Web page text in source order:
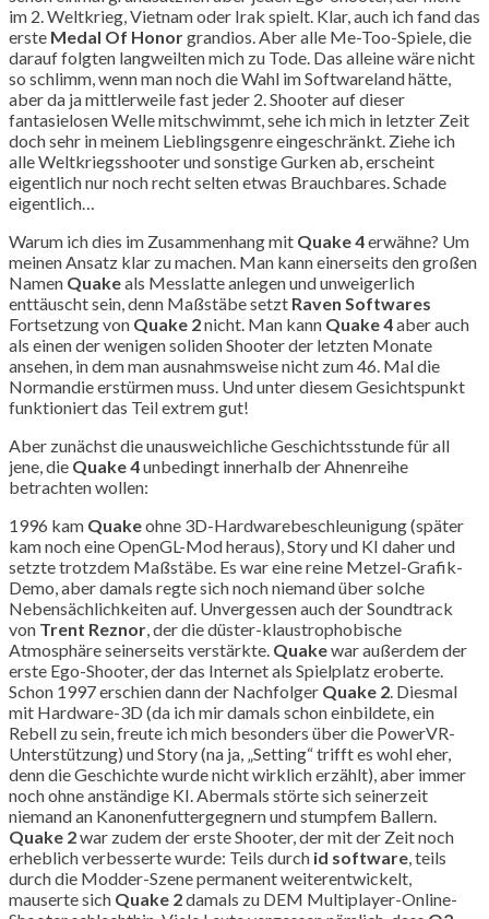
im 2. Weltkrieg, Vietnam oder Irak spielt. Klar, auch ich fand das
erste Medal Of Honorgrandios. Aber alle Me-Too-Spiele, die
darauf folgten langweilten mich zu Tode. Das alleine wäre nicht
so schlimm, wenn man noch die Wahl im Softwareland hätte,
aber da ja mittlerweile fast jeder 2. Shooter auf dieser
fantasielosen Welle mitschwimmt, sehe ich mich in letzter Zeit
doch sehr in meinem Lieblingsgenre eingeschränkt. Ziehe ich
alle Weltkriegsshooter und sonstige Gurken ab, erscheint
eigentlich nur noch recht selten etwas Brauchbares. Schade
eigentlich…
Warum ich dies im Zusammenhang mit Quake 4erwähne? Um
meinen Ansatz klar zu machen. Man kann einerseits den großen
Namen Quakeals Messlatte anlegen und unweigerlich
enttäuscht sein, denn Maßstäbe setzt Raven Softwares
Fortsetzung von Quake 2nicht. Man kann Quake 4aber auch
als einen der wenigen soliden Shooter der letzten Monate
ansehen, in dem man ausnahmsweise nicht zum 46. Mal die
Normandie erstürmen muss. Und unter diesem Gesichtspunkt
funktioniert das Teil extrem gut!
Aber zunächst die unausweichliche Geschichtsstunde für all
jene, die Quake 4unbedingt innerhalb der Ahnenreihe
betrachten wollen:
1996 kam Quakeohne 3D-Hardwarebeschleunigung (später
kam noch eine OpenGL-Mod heraus), Story und KI daher und
setzte trotzdem Maßstäbe. Es war eine reine Metzel-Grafik-
Demo, aber damals regte sich noch niemand über solche
Nebensächlichkeiten auf. Unvergessen auch der Soundtrack
von Trent Reznor , der die düster-klaustrophobische
Atmosphäre seinerseits verstärkte. Quakewar außerdem der
erste Ego-Shooter, der das Internet als Spielplatz eroberte.
Schon 1997 erschien dann der Nachfolger Quake 2 . Diesmal
mit Hardware-3D (da ich mir damals schon einbildete, ein
Rebell zu sein, freute ich mich besonders über die PowerVR-
Unterstützung) und Story (na ja, „Setting“ trifft es wohl eher,
denn die Geschichte wurde nicht wirklich erzählt), aber immer
noch ohne anständige KI. Abermals störte sich seinerzeit
niemand an Kanonenfuttergegnern und stumpfem Ballern.
Quake 2war zudem der erste Shooter, der mit der Zeit noch
erheblich verbesserte wurde: Teils durch id software , teils
durch die Modder-Szene permanent weiterentwickelt,
mauserte sich Quake 2damals zu DEM Multiplayer-Online-